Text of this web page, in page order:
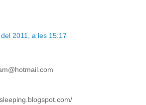
2011, a les 15:17